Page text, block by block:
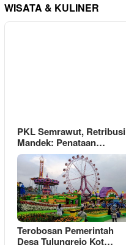
WISATA & KULINER
PKL Semrawut, Retribusi
Mandek: Penataan…
Terobosan Pemerintah
Desa Tulungrejo Kot…